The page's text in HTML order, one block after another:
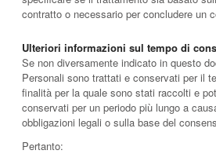
contratto o necessario per concludere un
Ulteriori informazioni sul tempo di
Se non diversamente indicato in questo
Personali sono trattati e conservati per il
finalità per la quale sono stati raccolti e
conservati per un periodo più lungo a
obbligazioni legali o sulla base del
Pertanto: